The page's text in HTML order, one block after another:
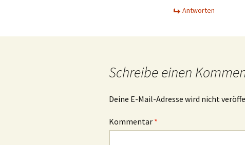
Antworten
Schreibe einen
Deine E-Mail-Adresse wird nicht
Kommentar *